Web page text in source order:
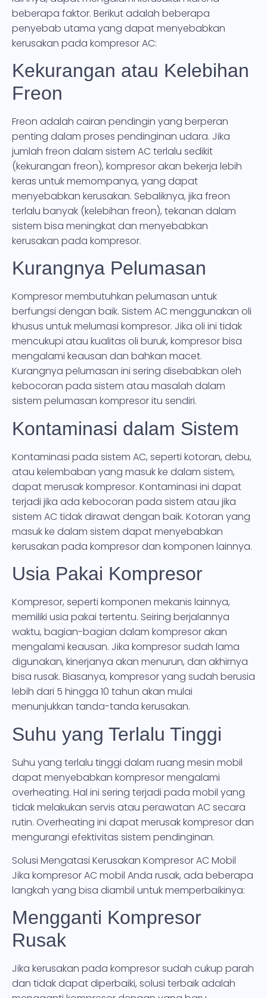
beberapa faktor. Berikut adalah beberapa
penyebab utama yang dapat menyebabkan
kerusakan pada kompresor AC:
Kekurangan atau Kelebihan
Freon
Freon adalah cairan pendingin yang berperan
penting dalam proses pendinginan udara. Jika
jumlah freon dalam sistem AC terlalu sedikit
(kekurangan freon), kompresor akan bekerja lebih
keras untuk memompanya, yang dapat
menyebabkan kerusakan. Sebaliknya, jika freon
terlalu banyak (kelebihan freon), tekanan dalam
sistem bisa meningkat dan menyebabkan
kerusakan pada kompresor.
Kurangnya Pelumasan
Kompresor membutuhkan pelumasan untuk
berfungsi dengan baik. Sistem AC menggunakan oli
khusus untuk melumasi kompresor. Jika oli ini tidak
mencukupi atau kualitas oli buruk, kompresor bisa
mengalami keausan dan bahkan macet.
Kurangnya pelumasan ini sering disebabkan oleh
kebocoran pada sistem atau masalah dalam
sistem pelumasan kompresor itu sendiri.
Kontaminasi dalam Sistem
Kontaminasi pada sistem AC, seperti kotoran, debu,
atau kelembaban yang masuk ke dalam sistem,
dapat merusak kompresor. Kontaminasi ini dapat
terjadi jika ada kebocoran pada sistem atau jika
sistem AC tidak dirawat dengan baik. Kotoran yang
masuk ke dalam sistem dapat menyebabkan
kerusakan pada kompresor dan komponen lainnya.
Usia Pakai Kompresor
Kompresor, seperti komponen mekanis lainnya,
memiliki usia pakai tertentu. Seiring berjalannya
waktu, bagian-bagian dalam kompresor akan
mengalami keausan. Jika kompresor sudah lama
digunakan, kinerjanya akan menurun, dan akhirnya
bisa rusak. Biasanya, kompresor yang sudah berusia
lebih dari 5 hingga 10 tahun akan mulai
menunjukkan tanda-tanda kerusakan.
Suhu yang Terlalu Tinggi
Suhu yang terlalu tinggi dalam ruang mesin mobil
dapat menyebabkan kompresor mengalami
overheating. Hal ini sering terjadi pada mobil yang
tidak melakukan servis atau perawatan AC secara
rutin. Overheating ini dapat merusak kompresor dan
mengurangi efektivitas sistem pendinginan.
Solusi Mengatasi Kerusakan Kompresor AC Mobil
Jika kompresor AC mobil Anda rusak, ada beberapa
langkah yang bisa diambil untuk memperbaikinya:
Mengganti Kompresor
Rusak
Jika kerusakan pada kompresor sudah cukup parah
dan tidak dapat diperbaiki, solusi terbaik adalah